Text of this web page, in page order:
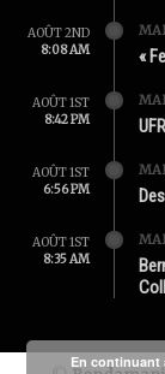
AOÛT 2ND
8:08 AM
«
AOÛT 1ST
8:42 PM
AOÛT 1ST
6:56 PM
AOÛT 1ST
8:35 AM
En continuant